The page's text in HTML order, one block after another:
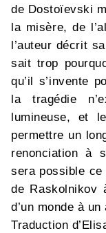
de Dostoïevski
la misère, de
l’auteur décrit
sait trop
qu’il s’invente
la tragédie
lumineuse, et
permettre un
renonciation à
sera possible ce
de Raskolnikov
d’un monde à
Traduction